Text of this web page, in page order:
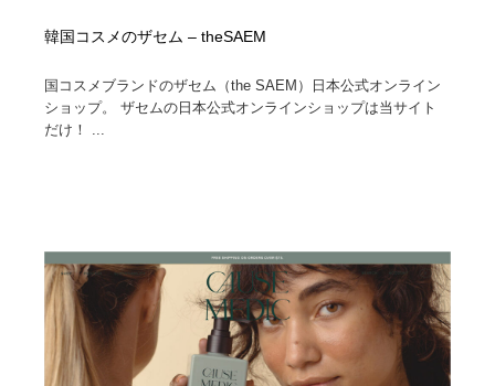
韓国コスメのザセム – theSAEM
国コスメブランドのザセム（the SAEM）日本公式オンライン
ショップ。 ザセムの日本公式オンラインショップは当サイト
だけ！ ...